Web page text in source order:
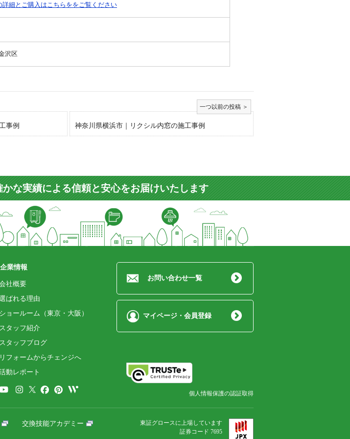
詳細とご購入はこちらををご覧ください
沢区
事例 神奈川県横浜市｜リクシル内窓の施工事例
な実績による信頼と安心をお届けいたします
企業情報
社概要
ばれる理由
ショールーム（東京・大阪）
スタッフ紹介
スタッフブログ
リフォームからチェンジへ
動レポート
お問い合わせ一覧
マイページ・会員登録
個人情報保護の認証取得
交換技能アカデミー
東証グロースに上場しています
証券コード 7695